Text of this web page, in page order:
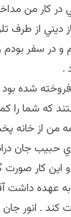
كار من
ساز ديني از
سفر بودم
.
گفتند كه شما
من از خانه
حبيب جان
و اين كار
عهده داشت
كند . انور